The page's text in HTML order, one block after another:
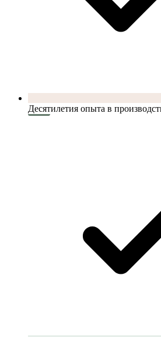
Десятилетия опыта в